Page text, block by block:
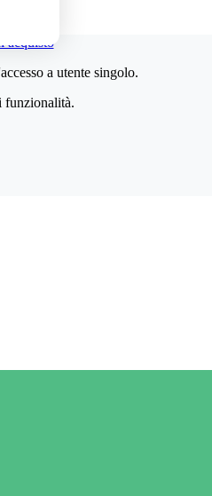
acquisto
a utente singolo.
funzionalità.